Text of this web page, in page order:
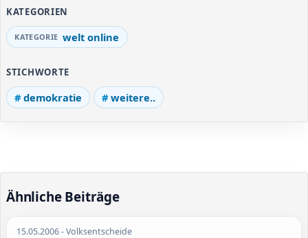
KATEGORIEN
welt online
STICHWORTE
demokratie weitere..
Ähnliche Beiträge
15.05.2006- Volksentscheide